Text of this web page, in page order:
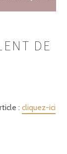
DE
: cliquez-ici